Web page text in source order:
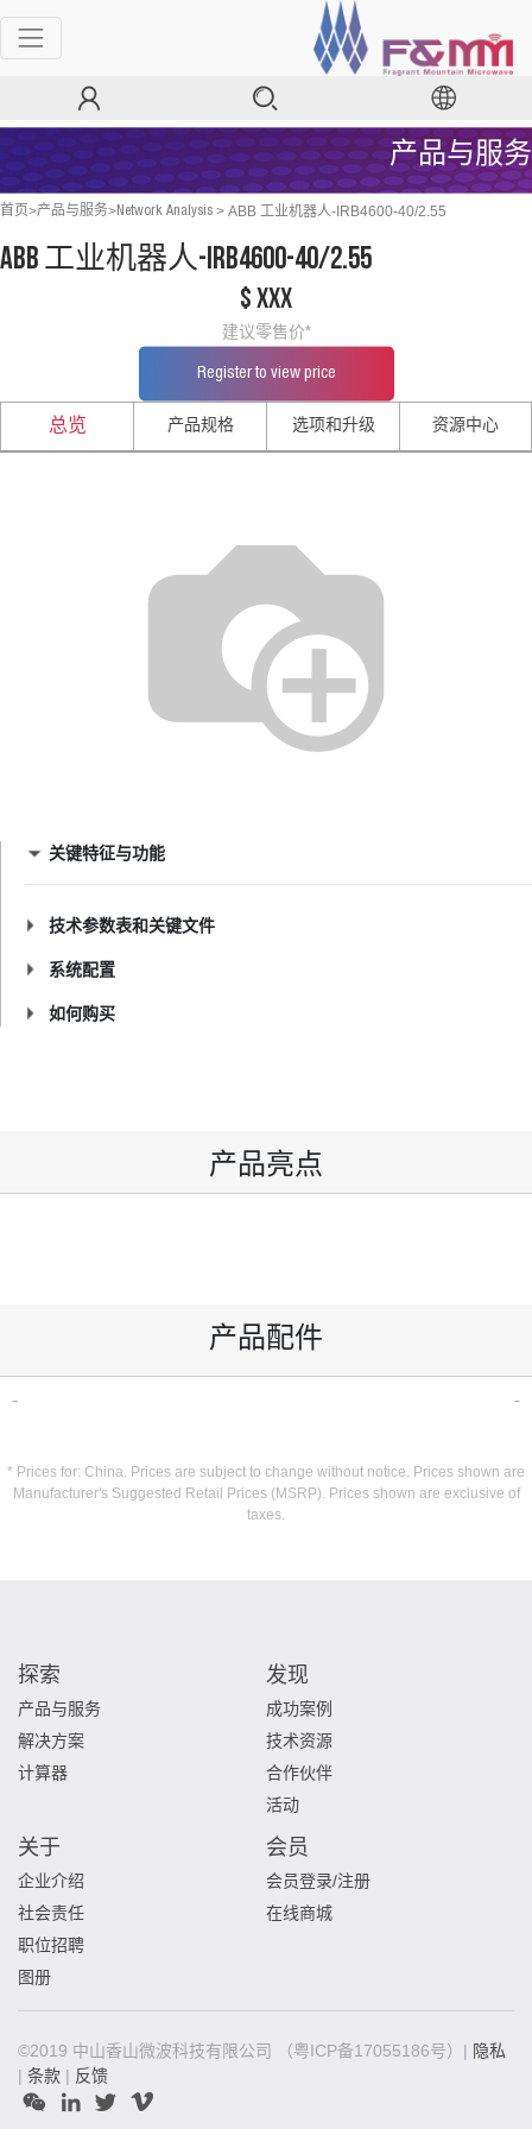
产品与服务
首页>产品与服务>Network Analysis > ABB 工业机器人-IRB4600-40/2.55
ABB 工业机器人-IRB4600-40/2.55
$ xxx
建议零售价*
Register to view price
总览 产品规格 选项和升级 资源中心
关键特征与功能
技术参数表和关键文件
系统配置
如何购买
产品亮点
产品配件
* Prices for: China. Prices are subject to change without notice. Prices shown are
Manufacturer's Suggested Retail Prices (MSRP). Prices shown are exclusive of
taxes.
探索
产品与服务
解决方案
计算器
发现
成功案例
技术资源
合作伙伴
活动
关于
企业介绍
社会责任
职位招聘
图册
会员
会员登录/注册
在线商城
©2019 中山香山微波科技有限公司 （粤ICP备17055186号）| 隐私
| 条款 | 反馈